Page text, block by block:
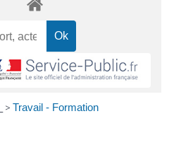
> Travail - Formation